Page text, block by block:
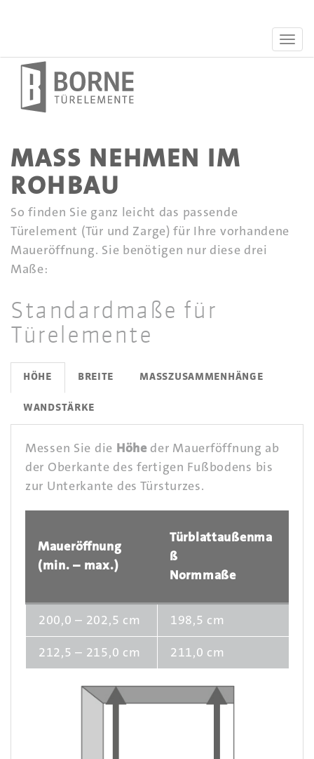
MASS NEHMEN IM R
OHBAU
So finden Sie ganz leicht das passende
Türelement (Tür und Zarge) für Ihre vorhandene
Maueröffnung. Sie benötigen nur diese drei
Maße:
Standardmaße für
Türelemente
HÖHE BREITE MASSZUSAMMENHÄNGE
WANDSTÄRKE
Messen Sie die Höhe der Mauerföffnung ab
der Oberkante des fertigen Fußbodens bis
zur Unterkante des Türsturzes.
Maueröffnung
(min. – max.)
Türblattaußenma
ß
Normmaße
200,0 – 202,5 cm
198,5 cm
212,5 – 215,0 cm
211,0 cm